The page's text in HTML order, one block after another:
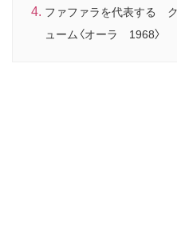
ファファラを代表する
ューム〈オーラ 1968〉